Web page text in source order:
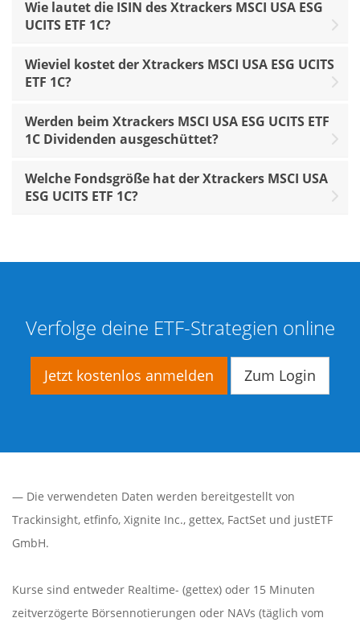
Wie lautet die ISIN des Xtrackers MSCI USA ESG
UCITS ETF 1C?
Wieviel kostet der Xtrackers MSCI USA ESG UCITS
ETF 1C?
Werden beim Xtrackers MSCI USA ESG UCITS ETF
1C Dividenden ausgeschüttet?
Welche Fondsgröße hat der Xtrackers MSCI USA
ESG UCITS ETF 1C?
Verfolge deine ETF-Strategien online
Jetzt kostenlos anmelden Zum Login
— Die verwendeten Daten werden bereitgestellt von
Trackinsight, etfinfo, Xignite Inc., gettex, FactSet und justETF
GmbH.
Kurse sind entweder Realtime- (gettex) oder 15 Minuten
zeitverzögerte Börsennotierungen oder NAVs (täglich vom